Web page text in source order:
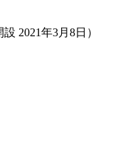
2021年3月8日）